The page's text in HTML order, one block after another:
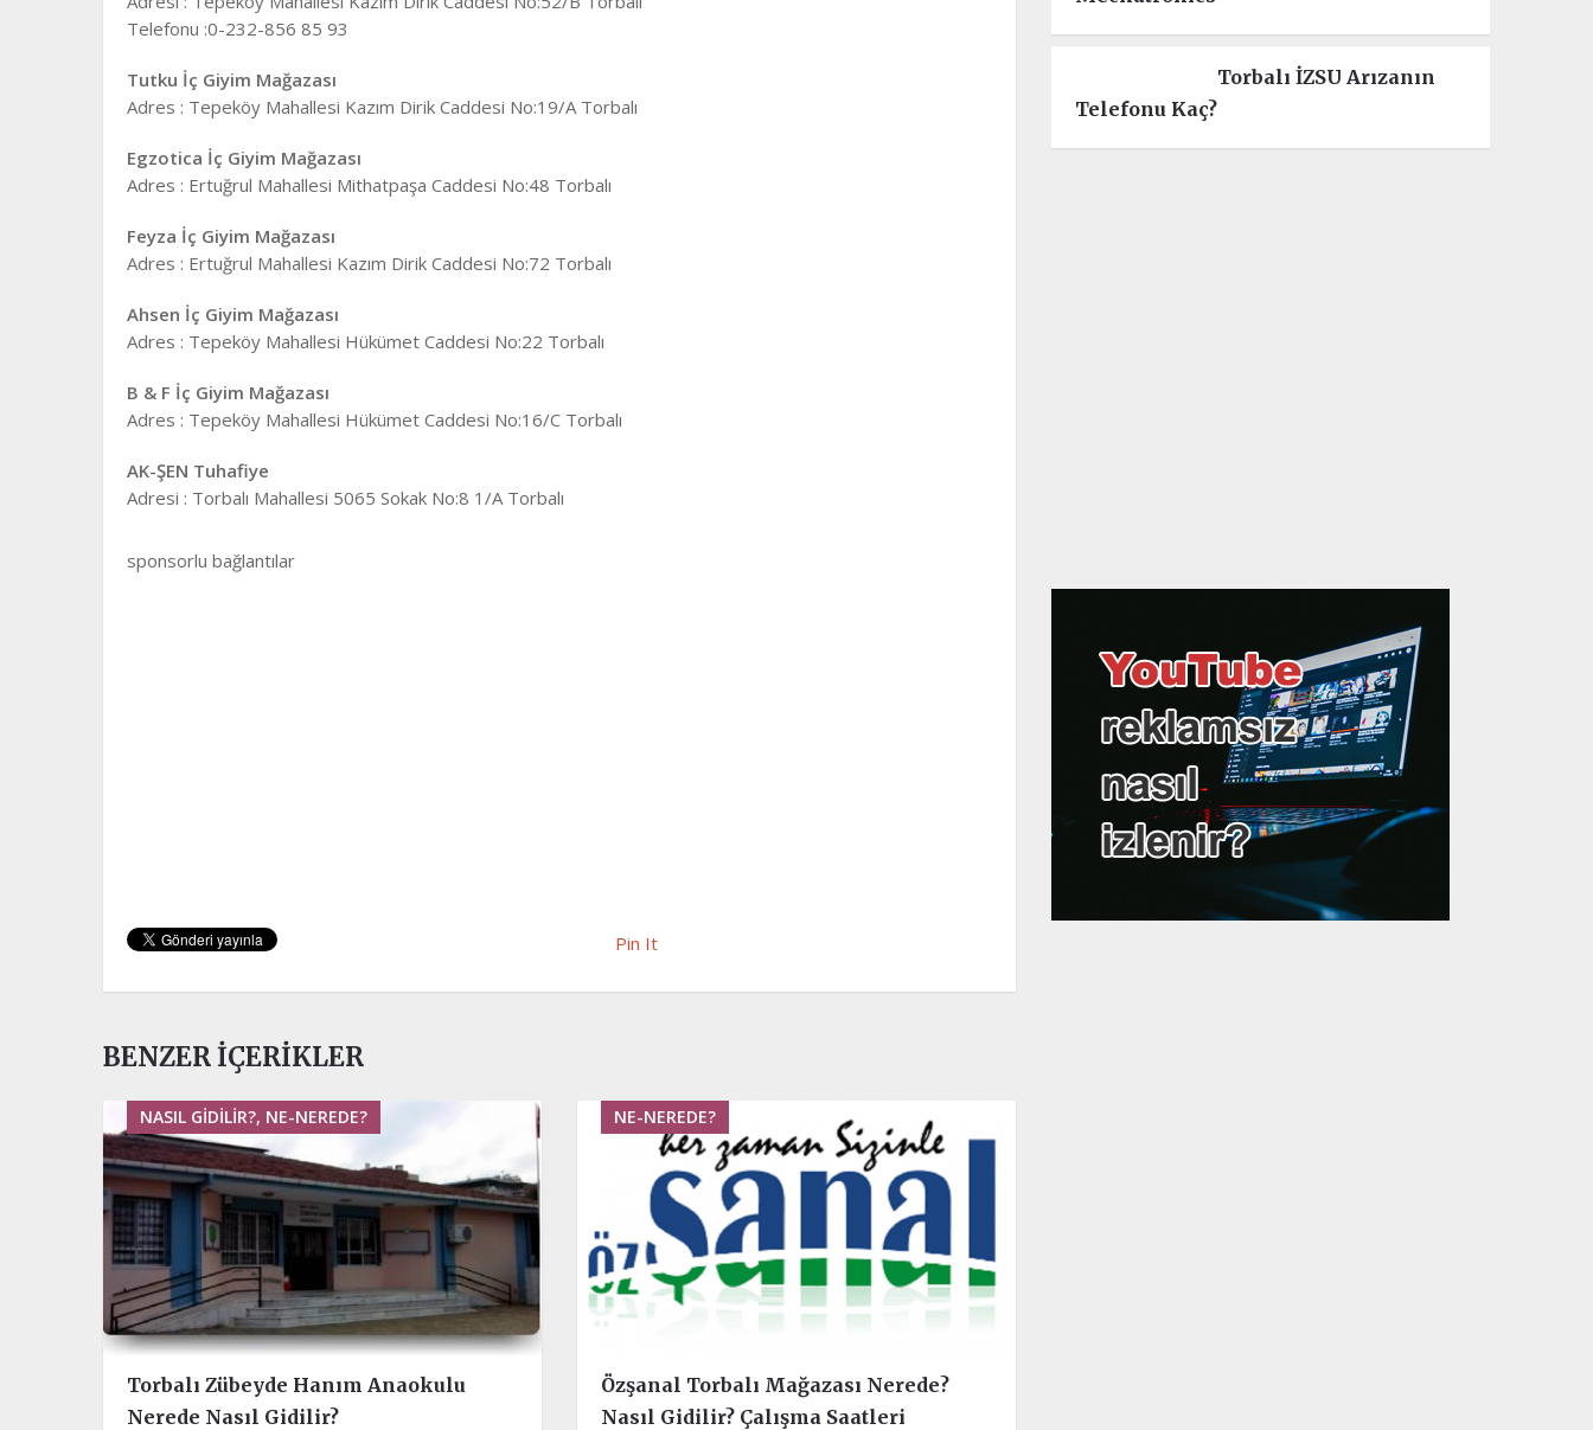
Telefonu :0-232-856 85 93
Tutku İç Giyim Mağazası
Adres : Tepeköy Mahallesi Kazım Dirik Caddesi No:19/A Torbalı
Egzotica İç Giyim Mağazası
Adres : Ertuğrul Mahallesi Mithatpaşa Caddesi No:48 Torbalı
Feyza İç Giyim Mağazası
Adres : Ertuğrul Mahallesi Kazım Dirik Caddesi No:72 Torbalı
Ahsen İç Giyim Mağazası
Adres : Tepeköy Mahallesi Hükümet Caddesi No:22 Torbalı
B & F İç Giyim Mağazası
Adres : Tepeköy Mahallesi Hükümet Caddesi No:16/C Torbalı
AK-ŞEN Tuhafiye
Adresi : Torbalı Mahallesi 5065 Sokak No:8 1/A Torbalı
sponsorlu bağlantılar
Pin It
BENZER İÇERIKLER
NASIL GIDILIR?, NE-NEREDE?
Torbalı Zübeyde Hanım Anaokulu
Nerede Nasıl Gidilir?
NE-NEREDE?
Özşanal Torbalı Mağazası Nerede?
Nasıl Gidilir? Çalışma Saatleri
Torbalı İZSU Arızanın
Telefonu Kaç?